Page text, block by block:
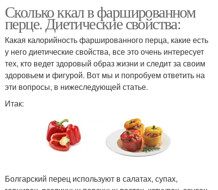
Сколько ккал в фаршированном
перце. Диетические свойства:
Какая калорийность фаршированного перца, какие есть
у него диетические свойства, все это очень интересует
тех, кто ведет здоровый образ жизни и следит за своим
здоровьем и фигурой. Вот мы и попробуем ответить на
эти вопросы, в нижеследующей статье.
Итак:
Болгарский перец используют в салатах, супах,